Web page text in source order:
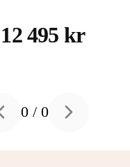
12 495 kr
Previous slide
0 /0 Next slide